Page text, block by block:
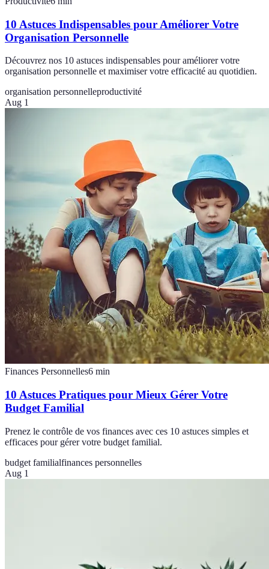
10 Astuces Indispensables pour Améliorer Votre
Organisation Personnelle
Découvrez nos 10 astuces indispensables pour améliorer votre
organisation personnelle et maximiser votre efficacité au quotidien.
organisation personnelleproductivité
Aug 1
Finances Personnelles6 min
10 Astuces Pratiques pour Mieux Gérer Votre
Budget Familial
Prenez le contrôle de vos finances avec ces 10 astuces simples et
efficaces pour gérer votre budget familial.
budget familialfinances personnelles
Aug 1